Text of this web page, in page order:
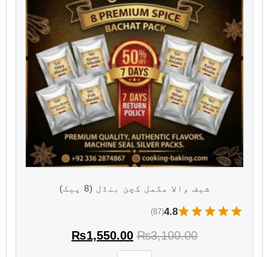
شیف والا مکمل کچن بنڈل (8 پیک)
4.8
(87)
₨3,100.00
₨1,550.00